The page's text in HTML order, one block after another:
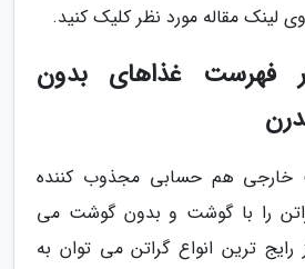
لینک مقاله مورد نظر کلیک کنید.
فهرست غذاهای بدون
خارجی هم حسابی مجذوب کننده
را با گوشت و بدون گوشت می
رایج ترین انواع گراتن می توان به